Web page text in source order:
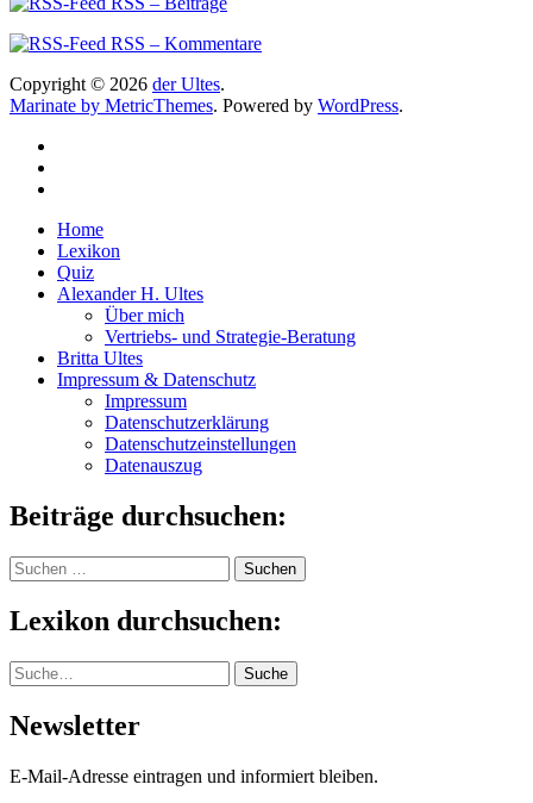
RSS – Kommentare
Copyright © 2026 der Ultes.
Marinate by MetricThemes. Powered by WordPress.
Home
Lexikon
Quiz
Alexander H. Ultes
Über mich
Vertriebs- und Strategie-Beratung
Britta Ultes
Impressum & Datenschutz
Impressum
Datenschutzerklärung
Datenschutzeinstellungen
Datenauszug
Beiträge durchsuchen:
Suchen
nach:
Lexikon durchsuchen:
Suche Suche
Newsletter
E-Mail-Adresse eintragen und informiert bleiben.